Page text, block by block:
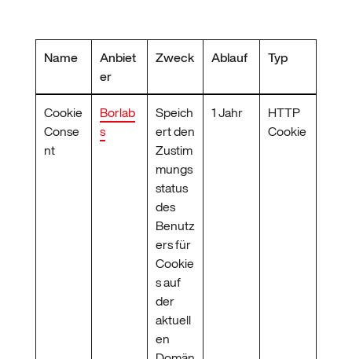
Name
Anbiet
er
Zweck Ablauf Typ
Cookie
Conse
nt
Borlab
s
Speich
ert den
Zustim
mungs
status
des
Benutz
ers für
Cookie
s auf
der
aktuell
en
1 Jahr
HTTP
Cookie